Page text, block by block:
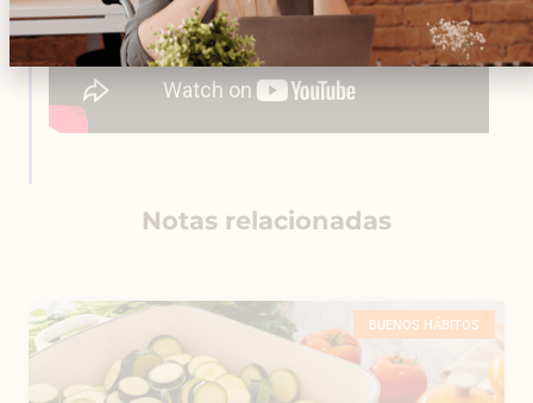
Notas relacionadas
BUENOS HÁBITOS